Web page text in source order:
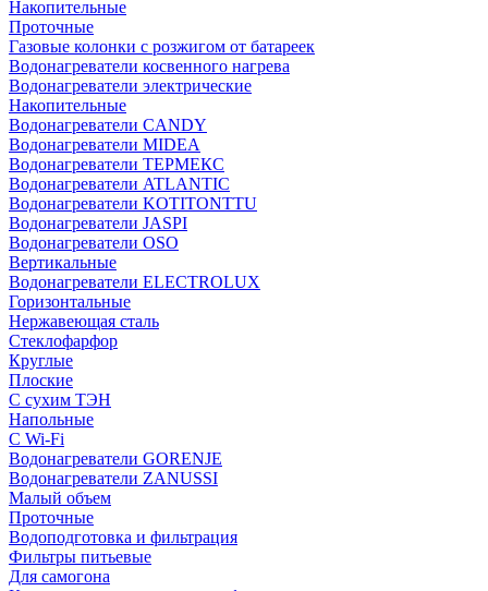
Накопительные
Проточные
Газовые колонки с розжигом от батареек
Водонагреватели косвенного нагрева
Водонагреватели электрические
Накопительные
Водонагреватели CANDY
Водонагреватели MIDEA
Водонагреватели ТЕРМЕКС
Водонагреватели ATLANTIC
Водонагреватели KOTITONTTU
Водонагреватели JASPI
Водонагреватели OSO
Вертикальные
Водонагреватели ELECTROLUX
Горизонтальные
Нержавеющая сталь
Стеклофарфор
Круглые
Плоские
С сухим ТЭН
Напольные
С Wi-Fi
Водонагреватели GORENJE
Водонагреватели ZANUSSI
Малый объем
Проточные
Водоподготовка и фильтрация
Фильтры питьевые
Для самогона